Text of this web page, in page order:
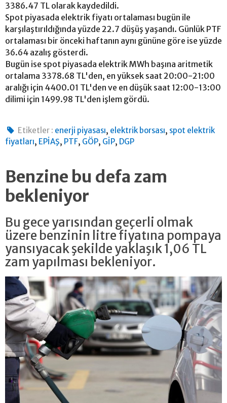
3386.47 TL olarak kaydedildi.
Spot piyasada elektrik fiyatı ortalaması bugün ile
karşılaştırıldığında yüzde 22.7 düşüş yaşandı. Günlük PTF
ortalaması bir önceki haftanın aynı gününe göre ise yüzde
36.64 azalış gösterdi.
Bugün ise spot piyasada elektrik MWh başına aritmetik
ortalama 3378.68 TL'den, en yüksek saat 20:00-21:00
aralığı için 4400.01 TL'den ve en düşük saat 12:00-13:00
dilimi için 1499.98 TL'den işlem gördü.
Etiketler : enerji piyasası, elektrik borsası, spot elektrik
fiyatları, EPİAŞ, PTF, GÖP, GİP, DGP
Benzine bu defa zam
bekleniyor
Bu gece yarısından geçerli olmak
üzere benzinin litre fiyatına pompaya
yansıyacak şekilde yaklaşık 1,06 TL
zam yapılması bekleniyor.